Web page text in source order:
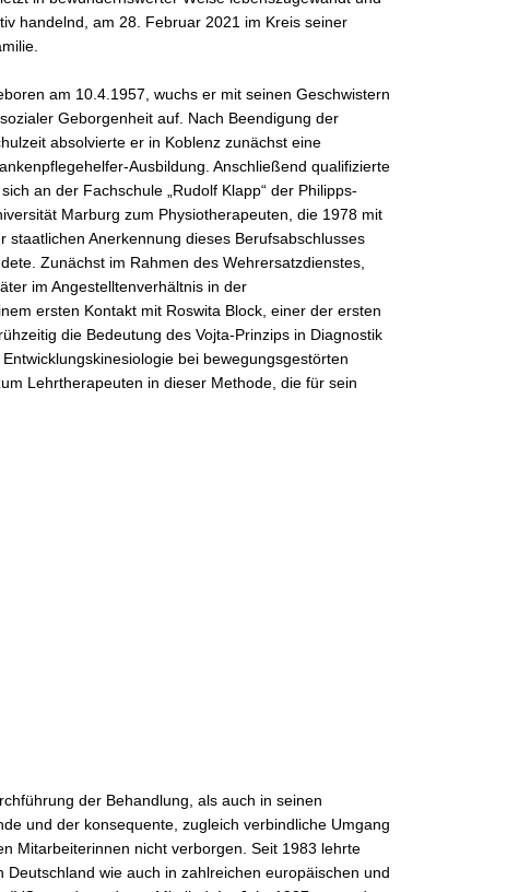
handelnd, am 28. Februar 2021 im Kreis seiner
am 10.4.1957, wuchs er mit seinen Geschwistern
Geborgenheit auf. Nach Beendigung der
absolvierte er in Koblenz zunächst eine
Ausbildung. Anschließend qualifizierte
an der Fachschule „Rudolf Klapp“ der Philipps-
Marburg zum Physiotherapeuten, die 1978 mit
staatlichen Anerkennung dieses Berufsabschlusses
Zunächst im Rahmen des Wehrersatzdienstes,
im Angestelltenverhältnis in der
ersten Kontakt mit Roswita Block, einer der ersten
die Bedeutung des Vojta-Prinzips in Diagnostik
bei bewegungsgestörten
Lehrtherapeuten in dieser Methode, die für sein
der Behandlung, als auch in seinen
und der konsequente, zugleich verbindliche Umgang
Mitarbeiterinnen nicht verborgen. Seit 1983 lehrte
wie auch in zahlreichen europäischen und